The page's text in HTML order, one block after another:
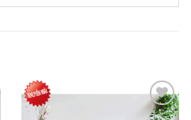
Add to